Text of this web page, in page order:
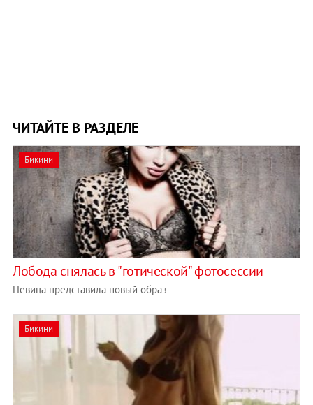
ЧИТАЙТЕ В РАЗДЕЛЕ
Бикини
Лобода снялась в "готической" фотосессии
Певица представила новый образ
Бикини